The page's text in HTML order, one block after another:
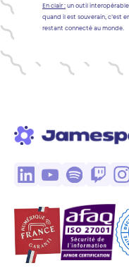
En clair :un outil
quand il est souverain, c’est
restant connecté au monde.